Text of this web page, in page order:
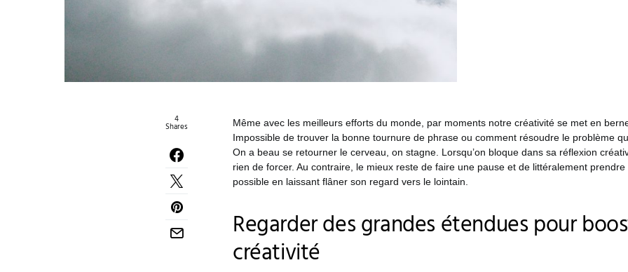
4
Shares
Même avec les meilleurs efforts du monde, par moments notre créativité se met en
Impossible de trouver la bonne tournure de phrase ou comment résoudre le problème
On a beau se retourner le cerveau, on stagne. Lorsqu’on bloque dans sa réflexion
rien de forcer. Au contraire, le mieux reste de faire une pause et de littéralement prendre
possible en laissant flâner son regard vers le lointain.
Regarder des grandes étendues pour
créativité